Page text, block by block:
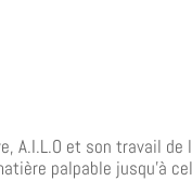
A.I.L.O et son travail
palpable jusqu’à